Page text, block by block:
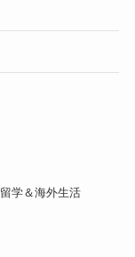
留学＆海外生活